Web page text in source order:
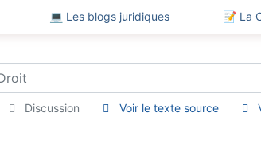
💻 Les blogs juridiques 📝 La
Discussion Voir le texte source